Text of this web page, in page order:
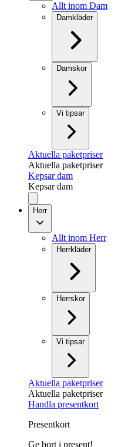
Allt inom Dam
Damkläder
Damskor
Vi tipsar
Aktuella paketpriser
Aktuella paketpriser
Kepsar dam
Kepsar dam
Herr
Allt inom Herr
Herrkläder
Herrskor
Vi tipsar
Aktuella paketpriser
Aktuella paketpriser
Handla presentkort
Presentkort
Ge bort i present!